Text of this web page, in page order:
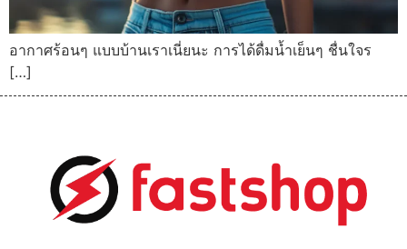
อากาศร้อนๆ แบบบ้านเราเนี่ยนะ การได้ดื่มน้ำเย็นๆ ชื่นใจร
[…]